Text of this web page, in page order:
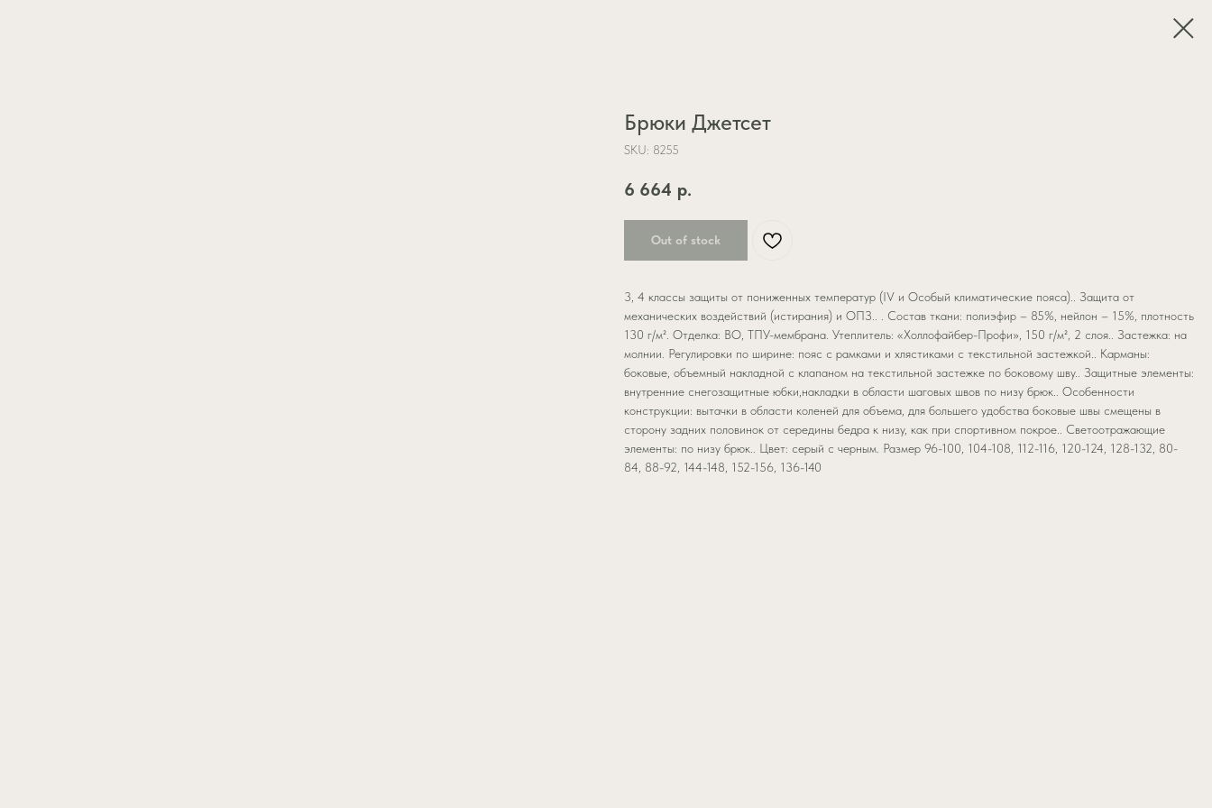
Брюки Джетсет
SKU: 8255
6 664 р.
Out of stock
3, 4 классы защиты от пониженных температур (IV и Особый климатические пояса).. Защита от
механических воздействий (истирания) и ОПЗ.. . Состав ткани: полиэфир – 85%, нейлон – 15%, плотность
130 г/м². Отделка: ВО, ТПУ-мембрана. Утеплитель: «Холлофайбер-Профи», 150 г/м², 2 слоя.. Застежка: на
молнии. Регулировки по ширине: пояс с рамками и хлястиками с текстильной застежкой.. Карманы:
боковые, объемный накладной с клапаном на текстильной застежке по боковому шву.. Защитные элементы:
внутренние снегозащитные юбки,накладки в области шаговых швов по низу брюк.. Особенности
конструкции: вытачки в области коленей для объема, для большего удобства боковые швы смещены в
сторону задних половинок от середины бедра к низу, как при спортивном покрое.. Светоотражающие
элементы: по низу брюк.. Цвет: серый с черным. Размер 96-100, 104-108, 112-116, 120-124, 128-132, 80-
84, 88-92, 144-148, 152-156, 136-140